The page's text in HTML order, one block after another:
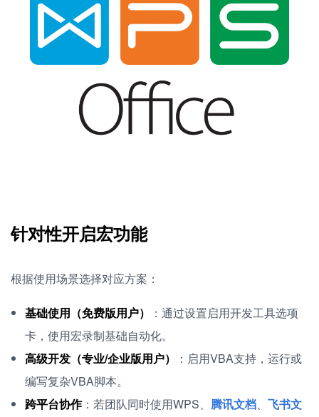
针对性开启宏功能
根据使用场景选择对应方案：
基础使用（免费版用户）
：通过设置启用开发工具选项
卡，使用宏录制基础自动化。
高级开发（专业/企业版用户）
：启用VBA支持，运行或
编写复杂VBA脚本。
跨平台协作：若团队同时使用WPS、 腾讯文档、 飞书文